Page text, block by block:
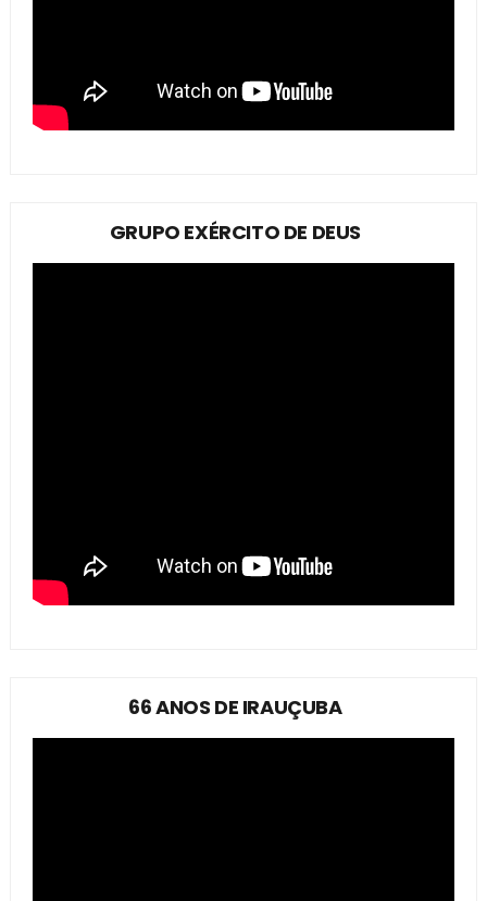
GRUPO EXÉRCITO DE DEUS
66 ANOS DE IRAUÇUBA